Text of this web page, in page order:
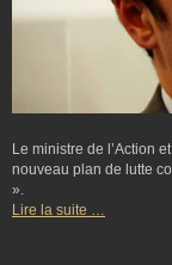
Le ministre de l’Action
nouveau plan de lutte
».
Lire la suite …